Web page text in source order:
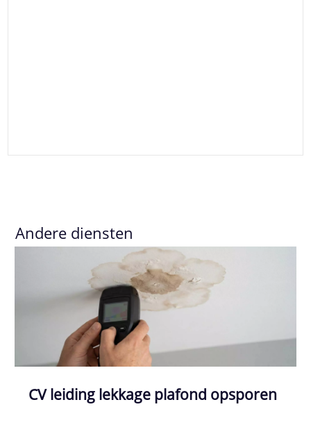
Andere diensten
CV leiding lekkage plafond opsporen